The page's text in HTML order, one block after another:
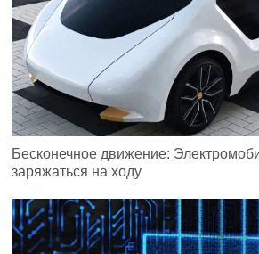
Бесконечное движение:
заряжаться на ходу